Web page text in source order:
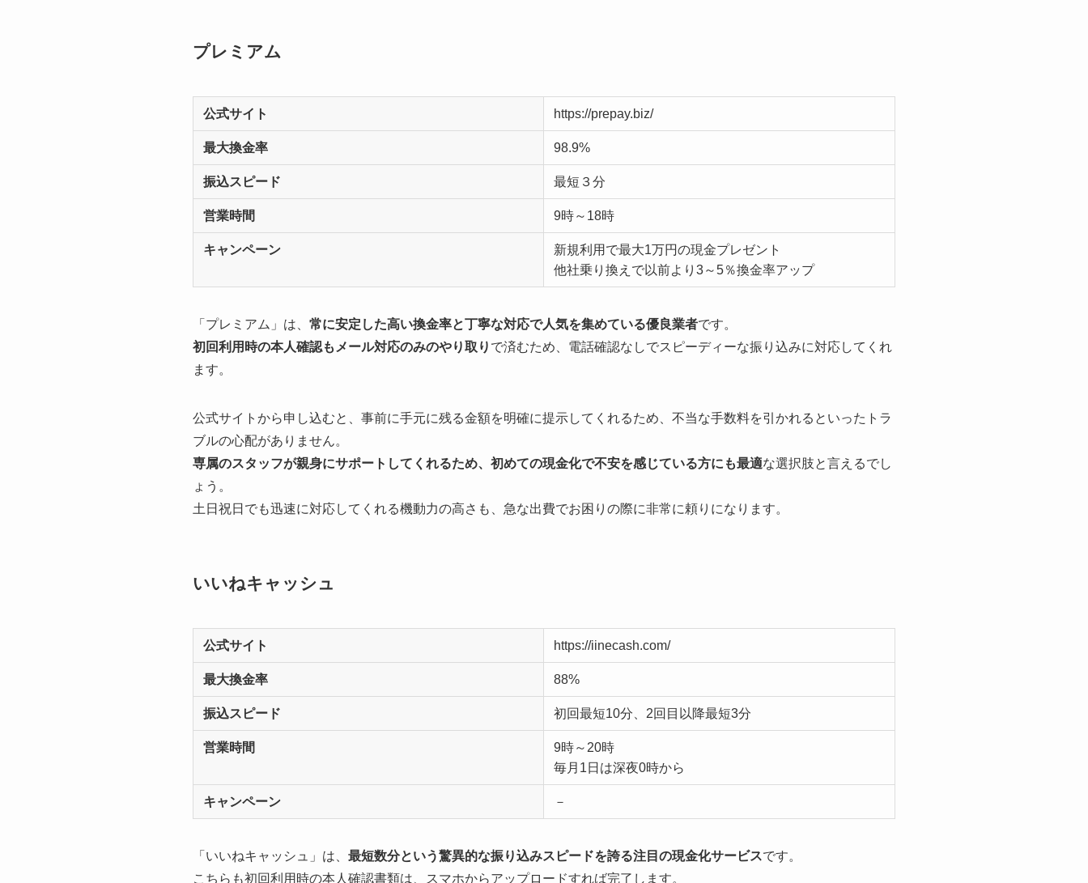
プレミアム
公式サイト https://prepay.biz/
最大換金率 98.9%
振込スピード 最短３分
営業時間 9時～18時
キャンペーン
新規利用で最大1万円の現金プレゼント
他社乗り換えで以前より3～5％換金率アップ
「プレミアム」は、 常に安定した高い換金率と丁寧な対応で人気を集めている優良業者です。
初回利用時の本人確認もメール対応のみのやり取り で済むため、電話確認なしでスピーディーな振り込みに対応してくれ
ます。
公式サイトから申し込むと、事前に手元に残る金額を明確に提示してくれるため、不当な手数料を引かれるといったトラ
ブルの心配がありません。
専属のスタッフが親身にサポートしてくれるため、初めての現金化で不安を感じている方にも最適な選択肢と言えるでし
ょう。
土日祝日でも迅速に対応してくれる機動力の高さも、急な出費でお困りの際に非常に頼りになります。
いいねキャッシュ
公式サイト https://iinecash.com/
最大換金率 88%
振込スピード 初回最短10分、2回目以降最短3分
営業時間
9時～20時
毎月1日は深夜0時から
キャンペーン －
「いいねキャッシュ」は、 最短数分という驚異的な振り込みスピードを誇る注目の現金化サービスです。
こちらも初回利用時の本人確認書類は、スマホからアップロードすれば完了します。